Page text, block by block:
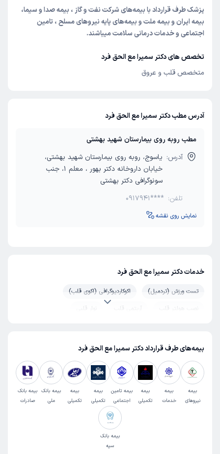
پزشک طرف قرارداد با بیمه‌های شرکت نفت و گاز ، بیمه صدا و سیما،
بیمه ایران و بیمه ملت و بیمه‌های پایه نیروهای مسلح ، تامین
اجتماعی و خدمات درمانی سلامت میباشند.
تخصص های دکتر سمیرا مع الحق فرد
متخصص قلب و عروق
آدرس مطب دکتر سمیرا مع الحق فرد
مطب روبه روی بیمارستان شهید بهشتی
آدرس: یاسوج، روبه روی بیمارستان شهید بهشتی،
خیابان داروخانه دکتر بهور ، معلم 1، جنب
سونوگرافی دکتر بهشتی
تلفن: 0917941****
نمایش روی نقشه
خدمات دکتر سمیرا مع الحق فرد
تست ورزش (تردمیل)
اکوکاردیوگرافی (اکوی قلب)
نصب هولتر قلب
آریتمی قلب
نوار قلبی
التهاب عروق خونی (واسکولیت)
تپش ضربان قلب
اسپاسم قلب
جراحی عروق پا آمبولی قلب
بیمه‌های طرف قرارداد دکتر سمیرا مع الحق فرد
بیمه
نیروهای
بیمه
خدمات
بیمه
تکمیلی
بیمه تامین
اجتماعی
بیمه
تکمیلی
صدا و
سیما
بیمه
تکمیلی
بیمه بانک
ملی
بیمه بانک
صادرات
بیمه بانک
سپه